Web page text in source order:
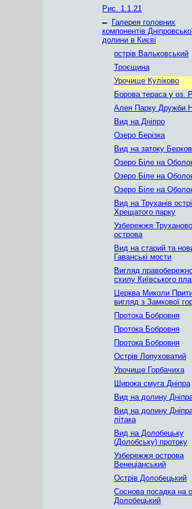
Рис. 1.1.21
–
Галерея головних
компонентів
долини в Києві
острів Вальковський
Троєщина
Урочище Куліково
Борова тераса у оз.
Алея Парку Дружби
Вид на Дніпро
Озеро Берізка
Вид на затоку
Озеро Біле на
Озеро Біле на
Озеро Біле на
Вид на Труханів
Хрещатого парку
Узбережжя
острова
Вид на старий та
Гаванські мости
Вигляд
схилу Київського
Церква Миколи
вигляд з Замкової
Протока Бобровня
Протока Бобровня
Протока Бобровня
Острів Лопуховатий
Урочище Горбачиха
Широка смуга Дніпра
Вид на долину
Вид на долину
літака
Вид на Долобецьку
(Долобську) протоку
Узбережжя острова
Венеціанський
Острів Долобецький
Соснова посадка на
Долобецький